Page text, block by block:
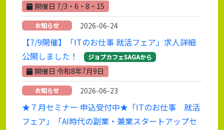
開催日 7/3・6・8・15
お知らせ 2026-06-24
【7/9開催】「ITのお仕事 就活フェア」求人詳細
公開しました！
ジョブカフェSAGAから
開催日 令和8年7月9日
お知らせ 2026-06-23
★７月セミナー 申込受付中★「ITのお仕事 就活
フェア」「AI時代の副業・兼業スタートアップセ